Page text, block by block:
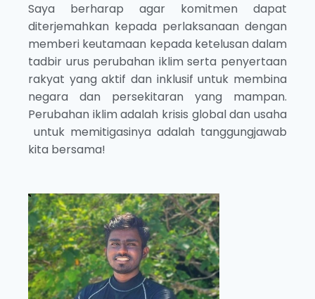
Saya berharap agar komitmen dapat
diterjemahkan kepada perlaksanaan dengan
memberi keutamaan kepada ketelusan dalam
tadbir urus perubahan iklim serta penyertaan
rakyat yang aktif dan inklusif untuk membina
negara dan persekitaran yang mampan.
Perubahan iklim adalah krisis global dan usaha
untuk memitigasinya adalah tanggungjawab
kita bersama!